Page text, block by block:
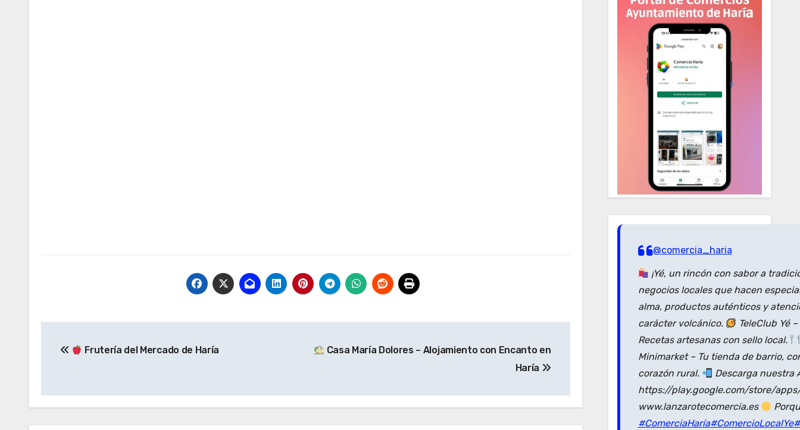
de
Frutería del Mercado de Haría
Casa María Dolores – Alojamiento con Encanto en
Haría
@comercia_haria
¡Yé, un rincón con sabor a
negocios locales que hacen
alma, productos auténticos y
carácter volcánico.
TeleClub Yé
Recetas artesanas con sello local.
Minimarket – Tu tienda de barrio,
corazón rural.
Descarga nuestra
https://play.google.com/store/
www.lanzarotecomercia.es
#ComerciaHaría#ComercioLocalYe